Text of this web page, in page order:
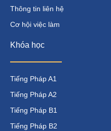
Thông tin liên hệ
Cơ hội việc làm
Khóa học
Tiếng Pháp A1
Tiếng Pháp A2
Tiếng Pháp B1
Tiếng Pháp B2